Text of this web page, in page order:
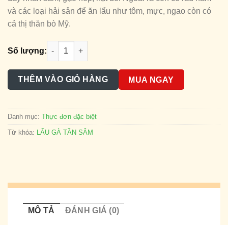
và các loại hải sản để ăn lẩu như tôm, mực, ngao còn có
cả thị thăn bò Mỹ.
Số lượng:
LẨU GÀ TẦN số lượng
THÊM VÀO GIỎ HÀNG MUA NGAY
Danh mục: Thực đơn đặc biệt
Từ khóa: LẨU GÀ TẦN SÂM
MÔ TẢ ĐÁNH GIÁ (0)